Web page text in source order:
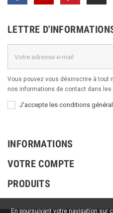
LETTRE
Vous pouvez vous désinscrire à tout
nos informations de contact dans
J'accepte les conditions
INFORMATIONS
VOTRE COMPTE
PRODUITS
En poursuivant votre navigation sur